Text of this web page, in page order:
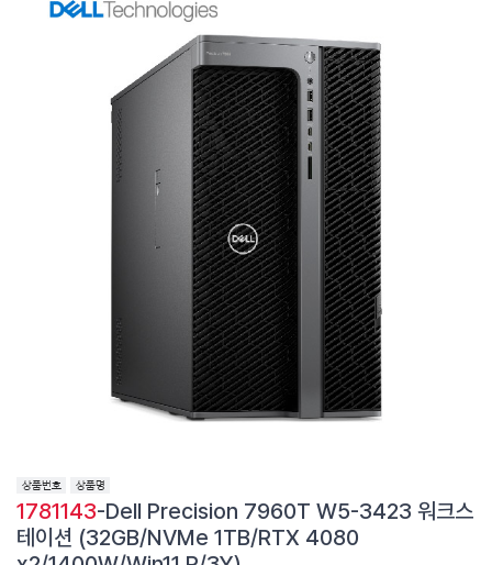
1781143-Dell Precision 7960T W5-3423 워크스
테이션 (32GB/NVMe 1TB/RTX 4080